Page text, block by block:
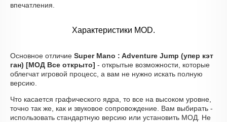
впечатления.
Характеристики MOD.
Основное отличие Super Mano : Adventure Jump (упер кэт
ган) [МОД Все открыто] - открытые возможности, которые
облегчат игровой процесс, а вам не нужно искать полную
версию.
Что касается графического ядра, то все на высоком уровне,
точно так же, как и звуковое сопровождение. Вам выбирать -
использовать стандартную версию или установить МОД. Не